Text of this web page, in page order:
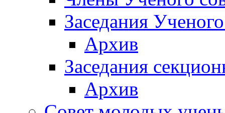
Заседания
Архив
Заседания
Архив